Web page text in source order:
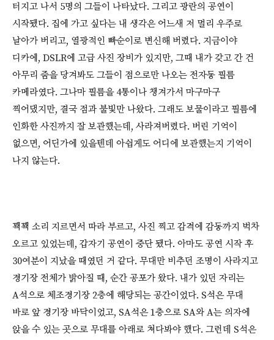
터지고 나서 5명의 그들이 나타났다. 그리고 광란의 공연이
시작됐다. 집에 가고 싶다는 내 생각은 어느새 저 멀리 우주로
날아가 버리고, 열광적인 빠순이로 변신해 버렸다. 지금이야
디카에, DSLR에 고급 사진 장비가 있지만, 그때 내가 갖고 간 건
아무리 줌을 당겨봐도 그들이 점으로만 나오는 전자동 필름
카메라였다. 그나마 필름을 4통이나 챙겨가서 마구마구
찍어댔지만, 결국 점과 불빛만 나왔다. 그래도 보물이라고 필름에
인화한 사진까지 잘 보관했는데, 사라져버렸다. 버린 기억이
없으면, 어딘가에 있을텐데 아쉽게도 어디에 보관했는지 기억이
나지 않는다.
꽥꽥 소리 지르면서 따라 부르고, 사진 찍고 감격에 감동까지 벅차
오르고 있었는데, 갑자기 공연이 중단 됐다. 아마도 공연 시작 후
30여분이 지났을 때였던 거 같다. 무대만 비추던 조명이 사라지고
경기장 전체가 밝아질 때, 순간 공포가 왔다. 내가 있던 자리는
A석으로 체조경기장 2층에 해당되는 공간이었다. S석은 무대
바로 앞 경기장 바닥이었고, SA석은 1층으로 SA와 A는 의자에
앉을 수 있는 곳으로 무대를 아래로 쳐다봐야 했다. 그런데 S석은